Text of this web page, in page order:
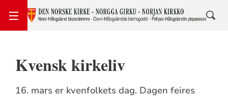
Kvensk kirkeliv
16. mars er kvenfolkets dag. Dagen feires